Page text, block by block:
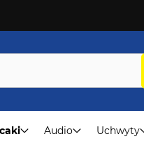
Audio Uchwyty